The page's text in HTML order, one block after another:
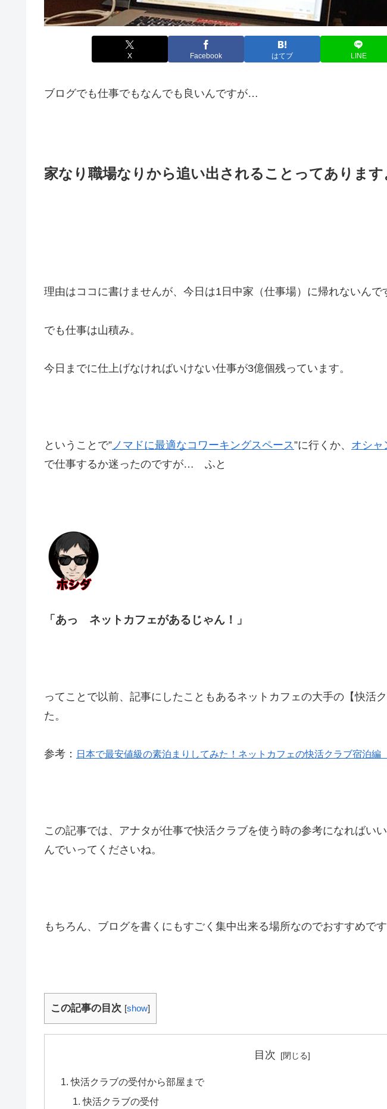
X Facebook はてブ LINE
ブログでも仕事でもなんでも良いんですが…
家なり職場なりから追い出されることってあります
理由はココに書けませんが、今日は1日中家（仕事場）に帰れないんで
でも仕事は山積み。
今日までに仕上げなければいけない仕事が3億個残っています。
ということで” ノマドに最適なコワーキングスペース”に行くか、 オシャ
で仕事するか迷ったのですが… ふと
「あっ ネットカフェがあるじゃん！」
ってことで以前、記事にしたこともあるネットカフェの大手の【快活
た。
参考： 日本で最安値級の素泊まりしてみた！ネットカフェの快活クラブ宿泊編
この記事では、アナタが仕事で快活クラブを使う時の参考になればい
んでいってくださいね。
もちろん、ブログを書くにもすごく集中出来る場所なのでおすすめです
この記事の目次 [show]
目次
快活クラブの受付から部屋まで
快活クラブの受付